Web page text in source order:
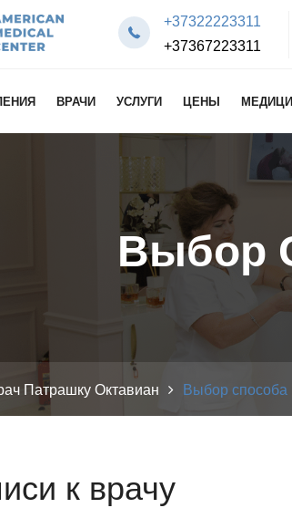
+37322223311
+37367223311
ВРАЧИ УСЛУГИ ЦЕНЫ
Выбор
Патрашку Октавиан Выбор способа
к врачу